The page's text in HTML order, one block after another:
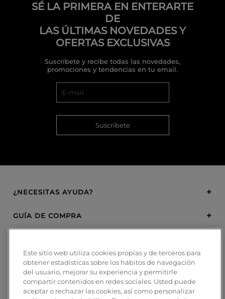
SÉ LA PRIMERA EN ENTERARTE
DE
LAS ÚLTIMAS NOVEDADES Y
OFERTAS EXCLUSIVAS
Suscríbete y recibe todas las novedades,
promociones y tendencias en tu email.
Suscríbete
¿NECESITAS AYUDA?
GUÍA DE COMPRA
INSPIRATION
MÉTODOS DE PAGO
Este sitio web utiliza cookies propias y de terceros para
obtener estadísticas sobre los hábitos de navegación
del usuario, mejorar su experiencia y permitirle
compartir contenidos en redes sociales. Usted puede
aceptar o rechazar las cookies, así como personalizar